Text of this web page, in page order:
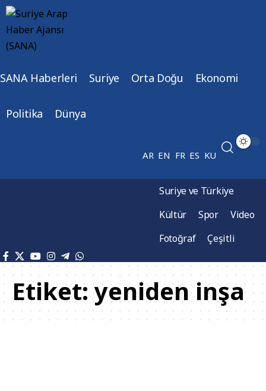
SANA Haberleri Suriye Orta Doğu Ekonomi
Politika Dünya
AR EN FR ES KU
Suriye ve Türkiye
Kültür
Spor
Video
Fotoğraf
Çeşitli
Etiket:yeniden inşa